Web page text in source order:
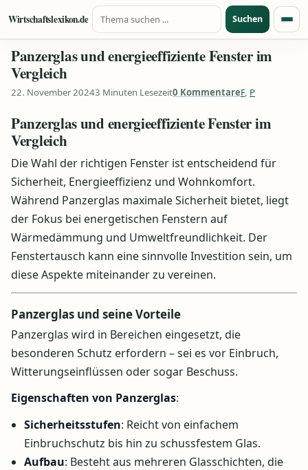
Zum Inhalt springen
Wirtschaftslexikon.de
Suche nach:
Suchen
Panzerglas und energieeffiziente Fenster im
Vergleich
22. November 20243 Minuten Lesezeit0 KommentareF, P
Panzerglas und energieeffiziente Fenster im
Vergleich
Die Wahl der richtigen Fenster ist entscheidend für
Sicherheit, Energieeffizienz und Wohnkomfort.
Während Panzerglas maximale Sicherheit bietet, liegt
der Fokus bei energetischen Fenstern auf
Wärmedämmung und Umweltfreundlichkeit. Der
Fenstertausch kann eine sinnvolle Investition sein, um
diese Aspekte miteinander zu vereinen.
Panzerglas und seine Vorteile
Panzerglas wird in Bereichen eingesetzt, die
besonderen Schutz erfordern – sei es vor Einbruch,
Witterungseinflüssen oder sogar Beschuss.
Eigenschaften von Panzerglas:
Sicherheitsstufen: Reicht von einfachem
Einbruchschutz bis hin zu schussfestem Glas.
Aufbau: Besteht aus mehreren Glasschichten, die